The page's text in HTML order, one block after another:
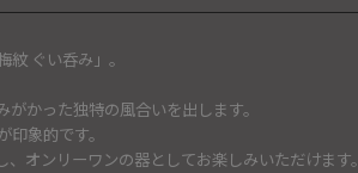
ぐい呑み」。
かった独特の風合いを出します。
象的です。
オンリーワンの器としてお楽しみいただけます。